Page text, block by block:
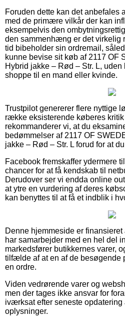
Foruden dette kan det anbefales
med de primære vilkår der kan
eksempelvis den
den sammenhæng er det virkelig
tid bibeholder sin ordremail,
kunne bevise sit køb af 2117 OF
Hybrid jakke – Rød – Str. L, uden
shoppe til en mand eller kvinde.
Trustpilot genererer flere nyttige
række eksisterende køberes kritik
rekommanderer vi, at du
bedømmelser af 2117 OF
jakke – Rød – Str. L forud for at
Facebook fremskaffer ydermere
chancer for at få kendskab til
Derudover ser vi endda online
at ytre en vurdering af deres
kan benyttes til at få et indblik i
Denne hjemmeside er
har samarbejder med en hel del
markedsfører butikkernes varer,
tilfælde af at en af de besøgende
en ordre.
Viden vedrørende varer og
men der tages ikke ansvar for
iværksat efter seneste opdatering
oplysninger.